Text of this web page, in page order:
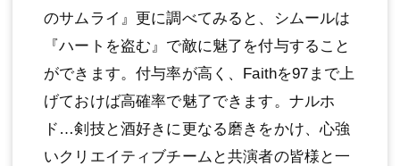
のサムライ』更に調べてみると、シムールは
『ハートを盗む』で敵に魅了を付与すること
ができます。付与率が⾼く、Faithを97まで上
げておけば⾼確率で魅了できます。ナルホ
ド…剣技と酒好きに更なる磨きをかけ、⼼強
いクリエイティブチームと共演者の皆様と⼀